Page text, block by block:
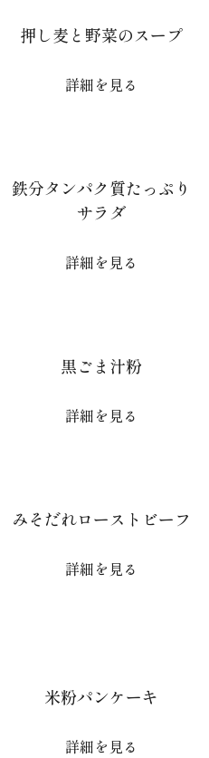
押し麦と野菜のスープ
詳細を見る
鉄分タンパク質たっぷり
サラダ
詳細を見る
黒ごま汁粉
詳細を見る
みそだれローストビーフ
詳細を見る
米粉パンケーキ
詳細を見る